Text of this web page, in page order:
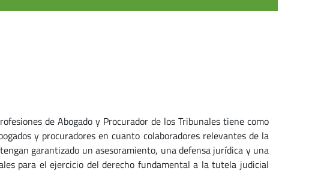
de Abogado y Procurador de los Tribunales tiene como
y procuradores en cuanto colaboradores relevantes de la
garantizado un asesoramiento, una defensa jurídica y una
para el ejercicio del derecho fundamental a la tutela judicial